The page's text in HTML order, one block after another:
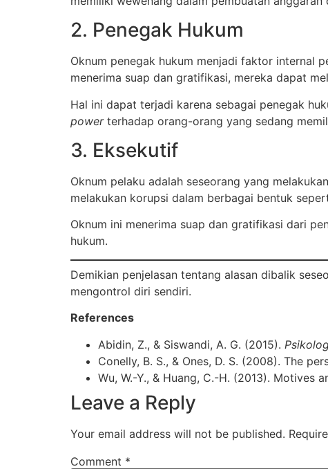
2. Penegak Hukum
Oknum penegak hukum menjadi faktor internal
menerima suap dan gratifikasi, mereka dapat
Hal ini dapat terjadi karena sebagai penegak
power terhadap orang-orang yang sedang
3. Eksekutif
Oknum pelaku adalah seseorang yang
melakukan korupsi dalam berbagai bentuk
Oknum ini menerima suap dan gratifikasi dari
hukum.
Demikian penjelasan tentang alasan dibalik
mengontrol diri sendiri.
References
Abidin, Z., & Siswandi, A. G. (2015).
Conelly, B. S., & Ones, D. S. (2008). The
Wu, W.-Y., & Huang, C.-H. (2013).
Leave a Reply
Your email address will not be published.
Comment *